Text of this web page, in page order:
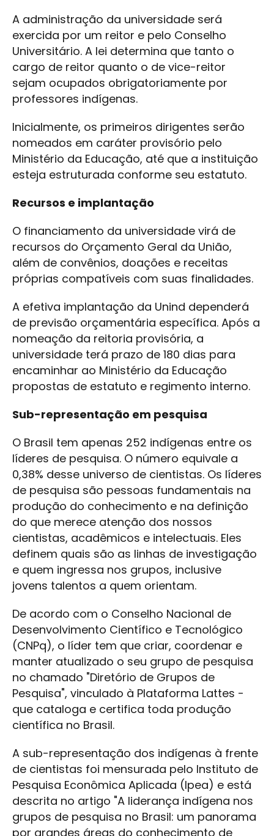
A administração da universidade será
exercida por um reitor e pelo Conselho
Universitário. A lei determina que tanto o
cargo de reitor quanto o de vice-reitor
sejam ocupados obrigatoriamente por
professores indígenas.
Inicialmente, os primeiros dirigentes serão
nomeados em caráter provisório pelo
Ministério da Educação, até que a instituição
esteja estruturada conforme seu estatuto.
Recursos e implantação
O financiamento da universidade virá de
recursos do Orçamento Geral da União,
além de convênios, doações e receitas
próprias compatíveis com suas finalidades.
A efetiva implantação da Unind dependerá
de previsão orçamentária específica. Após a
nomeação da reitoria provisória, a
universidade terá prazo de 180 dias para
encaminhar ao Ministério da Educação
propostas de estatuto e regimento interno.
Sub-representação em pesquisa
O Brasil tem apenas 252 indígenas entre os
líderes de pesquisa. O número equivale a
0,38% desse universo de cientistas. Os líderes
de pesquisa são pessoas fundamentais na
produção do conhecimento e na definição
do que merece atenção dos nossos
cientistas, acadêmicos e intelectuais. Eles
definem quais são as linhas de investigação
e quem ingressa nos grupos, inclusive
jovens talentos a quem orientam.
De acordo com o Conselho Nacional de
Desenvolvimento Científico e Tecnológico
(CNPq), o líder tem que criar, coordenar e
manter atualizado o seu grupo de pesquisa
no chamado "Diretório de Grupos de
Pesquisa", vinculado à Plataforma Lattes -
que cataloga e certifica toda produção
científica no Brasil.
A sub-representação dos indígenas à frente
de cientistas foi mensurada pelo Instituto de
Pesquisa Econômica Aplicada (Ipea) e está
descrita no artigo "A liderança indígena nos
grupos de pesquisa no Brasil: um panorama
por grandes áreas do conhecimento de